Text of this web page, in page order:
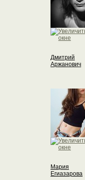
Дмитрий
Аржанович
Мария
Егиазарова